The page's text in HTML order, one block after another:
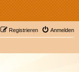
Anmelden
Registrieren